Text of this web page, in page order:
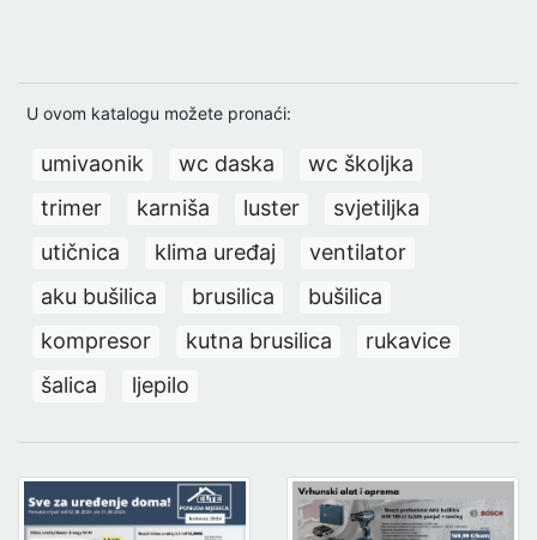
U ovom katalogu možete pronaći:
umivaonik wc daska
wc školjka
trimer
karniša luster
svjetiljka
utičnica
klima uređaj
ventilator
aku bušilica
brusilica
bušilica
kompresor
kutna brusilica
rukavice
šalica
ljepilo